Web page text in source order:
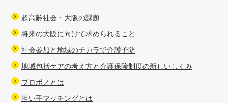
o
k
超高齢社会・大阪の課題
将来の大阪に向けて求められること
社会参加と地域のチカラで介護予防
地域包括ケアの考え方と介護保険制度の新しいしくみ
プロボノとは
担い手マッチングとは